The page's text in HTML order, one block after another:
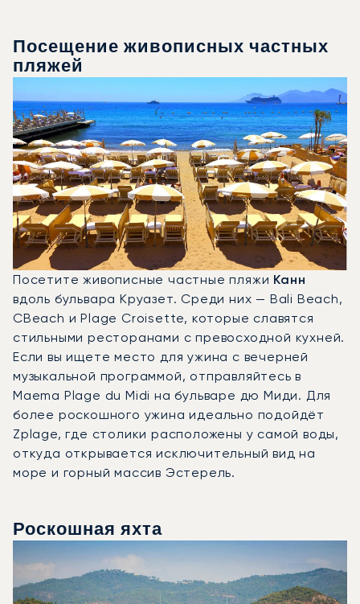
Посещение живописных частных
пляжей
Посетите живописные частные пляжи Канн
вдоль бульвара Круазет. Среди них — Bali Beach,
CBeach и Plage Croisette, которые славятся
стильными ресторанами с превосходной кухней.
Если вы ищете место для ужина с вечерней
музыкальной программой, отправляйтесь в
Maema Plage du Midi на бульваре дю Миди. Для
более роскошного ужина идеально подойдёт
Zplage, где столики расположены у самой воды,
откуда открывается исключительный вид на
море и горный массив Эстерель.
Роскошная яхта